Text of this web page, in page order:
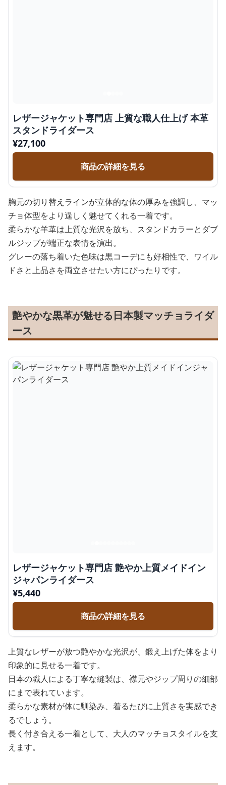
レザージャケット専門店 上質な職人仕上げ 本革
スタンドライダース
¥27,100
商品の詳細を見る
胸元の切り替えラインが立体的な体の厚みを強調し、マッ
チョ体型をより逞しく魅せてくれる一着です。
柔らかな羊革は上質な光沢を放ち、スタンドカラーとダブ
ルジップが端正な表情を演出。
グレーの落ち着いた色味は黒コーデにも好相性で、ワイル
ドさと上品さを両立させたい方にぴったりです。
艶やかな黒革が魅せる日本製マッチョライダ
ース
レザージャケット専門店 艶やか上質メイドイン
ジャパンライダース
¥5,440
商品の詳細を見る
上質なレザーが放つ艶やかな光沢が、鍛え上げた体をより
印象的に見せる一着です。
日本の職人による丁寧な縫製は、襟元やジップ周りの細部
にまで表れています。
柔らかな素材が体に馴染み、着るたびに上質さを実感でき
るでしょう。
長く付き合える一着として、大人のマッチョスタイルを支
えます。